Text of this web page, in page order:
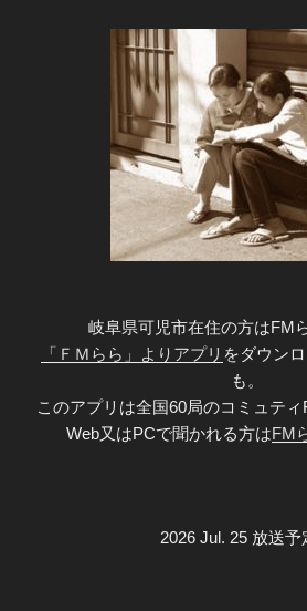
岐阜県可児市在住の方はFM
「ＦＭらら」よりアプリ をダウン
も。
このアプリは全国60局のコミュティ
Web又はPCで聞かれる方はFM
2026 Jul. 25 放送予